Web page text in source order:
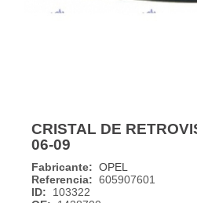
CRISTAL DE
06-09
Fabricante: OPEL
Referencia: 605907601
ID:
103322